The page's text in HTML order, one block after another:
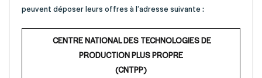
peuvent déposer leurs offres à l’adresse suivante :
CENTRE NATIONAL DES TECHNOLOGIES DE
PRODUCTION PLUS PROPRE
(CNTPP)